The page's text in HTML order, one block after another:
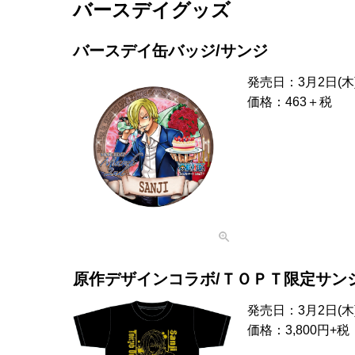
バースデイグッズ
バースデイ缶バッジ/サンジ
発売日：3月2日(
価格：463＋税
原作デザインコラボ/ＴＯＰＴ限定サン
発売日：3月2日(
価格：3,800円+税